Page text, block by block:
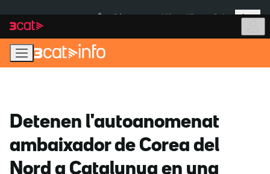
navegació
principal
contingut
Més
Detenen l'autoanomenat
ambaixador de Corea del
Nord a Catalunya en una